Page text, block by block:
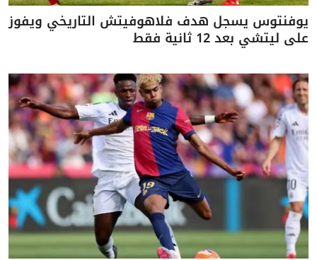
يوفنتوس يسجل هدف فلاهوفيتش التاريخي ويفوز
على ليتشي بعد 12 ثانية فقط